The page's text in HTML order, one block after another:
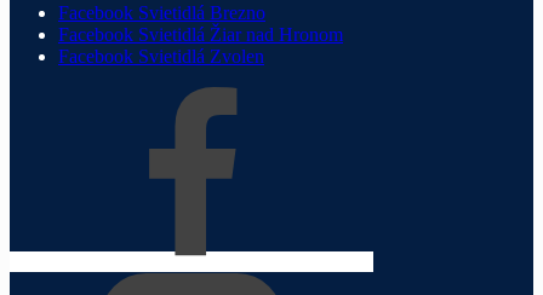
Facebook Svietidlá Brezno
Facebook Svietidlá Žiar nad Hronom
Facebook Svietidlá Zvolen